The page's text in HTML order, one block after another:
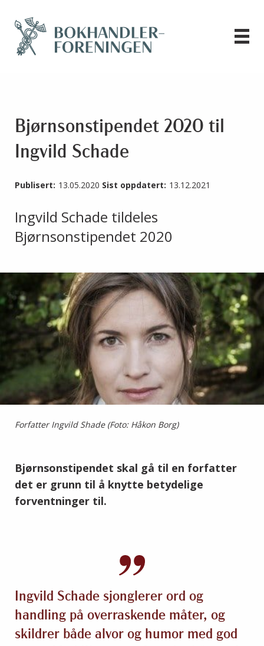
Bjørnsonstipendet 2020 til
Ingvild Schade
Publisert: 13.05.2020 Sist oppdatert: 13.12.2021
Ingvild Schade tildeles
Bjørnsonstipendet 2020
Forfatter Ingvild Shade (Foto: Håkon Borg)
Bjørnsonstipendet skal gå til en forfatter
det er grunn til å knytte betydelige
forventninger til.
Ingvild Schade sjonglerer ord og
handling på overraskende måter, og
skildrer både alvor og humor med god